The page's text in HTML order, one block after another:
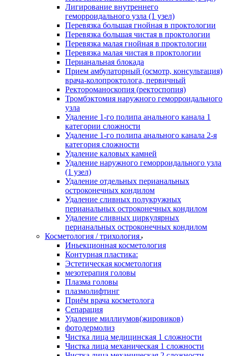
Лигирование внутреннего
геморроидального узла (1 узел)
Перевязка большая гнойная в проктологии
Перевязка большая чистая в проктологии
Перевязка малая гнойная в проктологии
Перевязка малая чистая в проктологии
Перианальная блокада
Прием амбулаторный (осмотр, консультация)
врача-колопроктолога, первичный
Ректороманоскопия (ректоспопия)
Тромбэктомия наружного геморроидального
узла
Удаление 1-го полипа анального канала 1
категории сложности
Удаление 1-го полипа анального канала 2-я
категория сложности
Удаление каловых камней
Удаление наружного геморроидального узла
(1 узел)
Удаление отдельных перианальных
остроконечных кондилом
Удаление сливных полукружных
перианальных остроконечных кондилом
Удаление сливных циркулярных
перианальных остроконечных кондилом
Косметология / трихология
Иньекционная косметология
Контурная пластика:
Эстетическая косметология
мезотерапия головы
Плазма головы
плазмолифтинг
Приём врача косметолога
Сепарация
Удаление миллиумов(жировиков)
фотодермолиз
Чистка лица медицинская 1 сложности
Чистка лица механическая 1 сложности